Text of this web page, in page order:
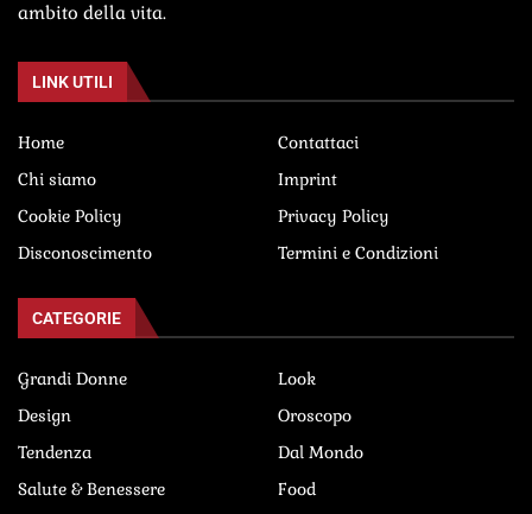
ambito della vita.
LINK UTILI
Home
Contattaci
Chi siamo
Imprint
Cookie Policy
Privacy Policy
Disconoscimento
Termini e Condizioni
CATEGORIE
Grandi Donne
Look
Design
Oroscopo
Tendenza
Dal Mondo
Salute & Benessere
Food